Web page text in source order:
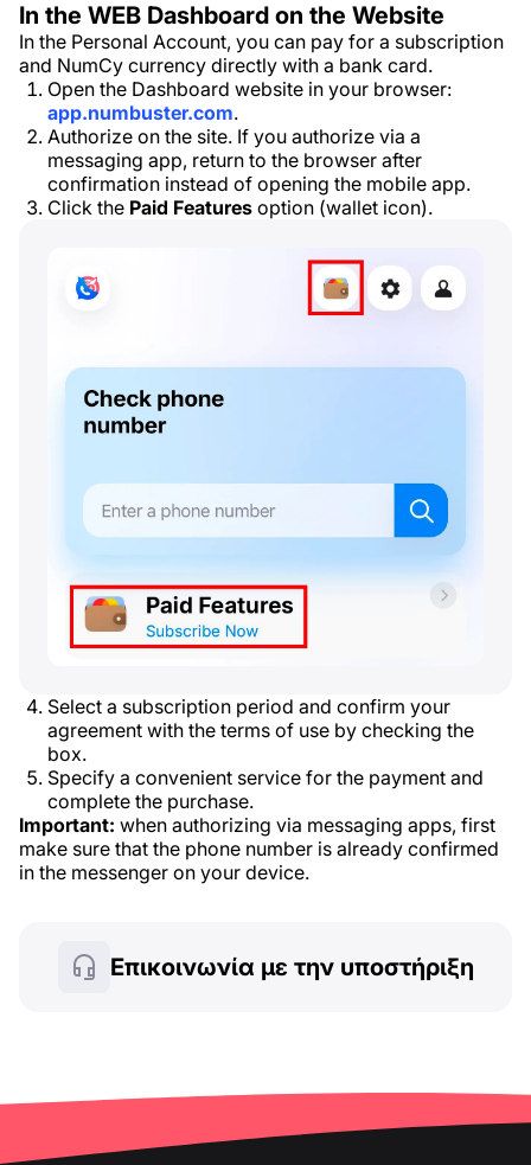
In the WEB Dashboard on the Website
In the Personal Account, you can pay for a subscription
and NumCy currency directly with a bank card.
Open the Dashboard website in your browser:
app.numbuster.com.
Authorize on the site. If you authorize via a
messaging app, return to the browser after
confirmation instead of opening the mobile app.
Click the Paid Features option (wallet icon).
Select a subscription period and confirm your
agreement with the terms of use by checking the
box.
Specify a convenient service for the payment and
complete the purchase.
Important: when authorizing via messaging apps, first
make sure that the phone number is already confirmed
in the messenger on your device.
Επικοινωνία με την υποστήριξη